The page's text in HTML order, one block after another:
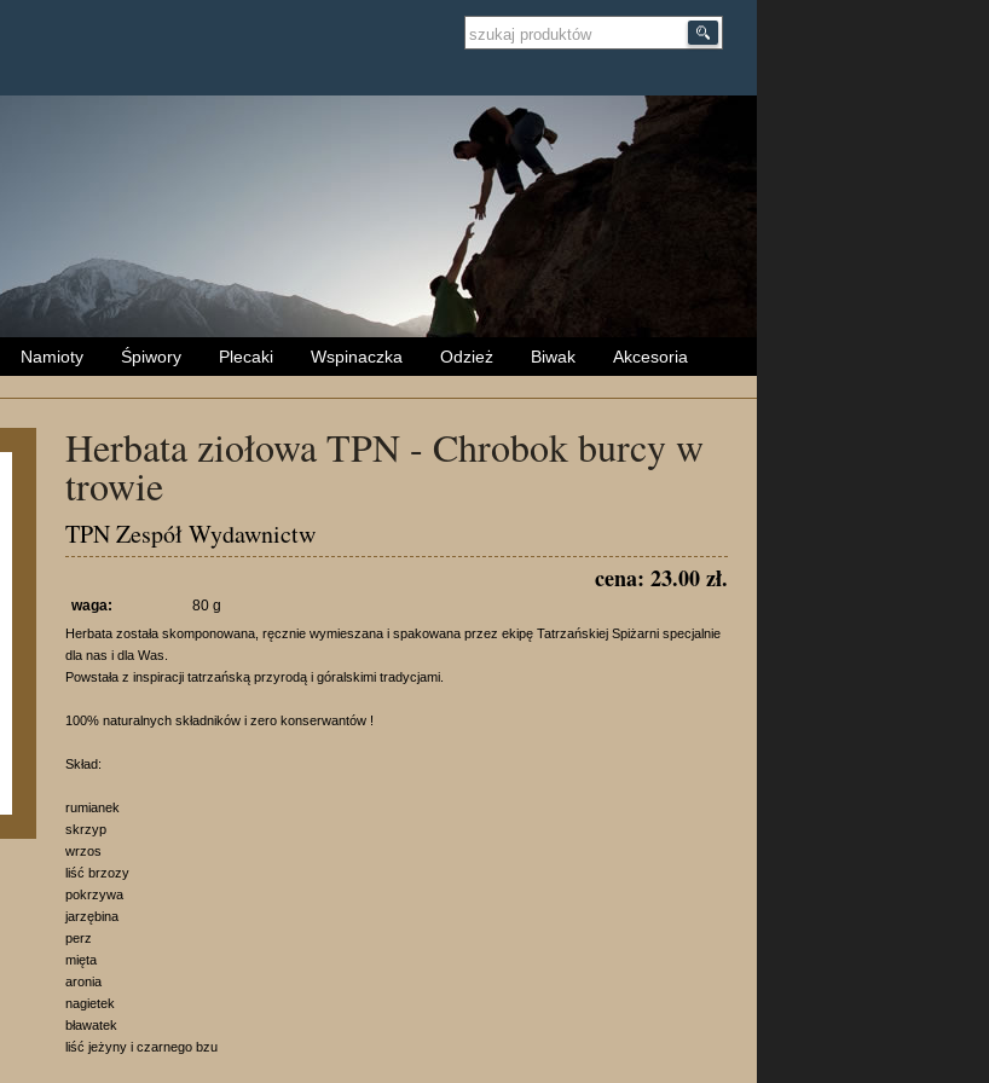
Namioty Śpiwory Plecaki Wspinaczka Odzież Biwak
Akcesoria
Herbata ziołowa TPN - Chrobok burcy w
trowie
TPN Zespół Wydawnictw
cena: 23.00 zł.
waga: 80 g
Herbata została skomponowana, ręcznie wymieszana i spakowana przez ekipę Tatrzańskiej Spiżarni specjalnie
dla nas i dla Was.
Powstała z inspiracji tatrzańską przyrodą i góralskimi tradycjami.
100% naturalnych składników i zero konserwantów !
Skład:
rumianek
skrzyp
wrzos
liść brzozy
pokrzywa
jarzębina
perz
mięta
aronia
nagietek
bławatek
liść jeżyny i czarnego bzu